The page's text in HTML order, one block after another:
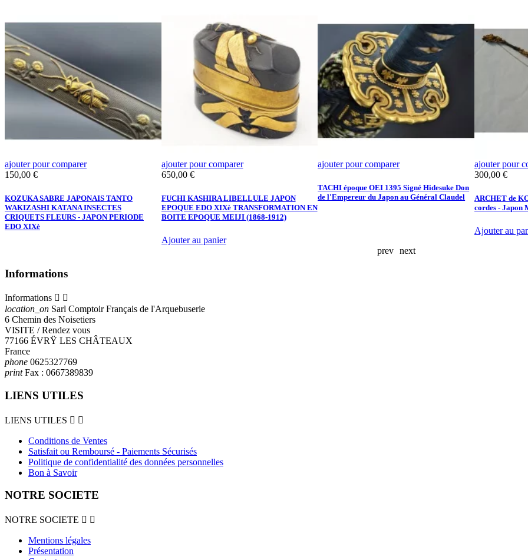
ajouter pour comparer
Prix
150,00 €
KOZUKA SABRE JAPONAIS TANTO
WAKIZASHI KATANA INSECTES
CRIQUETS FLEURS - JAPON PERIODE
EDO XIXè
ajouter pour comparer
Prix
650,00 €
FUCHI KASHIRA LIBELLULE JAPON
EPOQUE EDO XIXè TRANSFORMATION EN
BOITE EPOQUE MEIJI (1868-1912)
Ajouter au panier
ajouter pour comparer
TACHI époque OEI 1395 Signé Hidesuke Don
de l'Empereur du Japon au Général Claudel
ajouter pour
Prix
300,00 €
ARCHET de
cordes - Japon
Ajouter au
prev
next
Informations
Informations  
location_on Sarl Comptoir Français de l'Arquebuserie
6 Chemin des Noisetiers
VISITE / Rendez vous
77166 ÉVRŸ LES CHÂTEAUX
France
phone 0625327769
printFax : 0667389839
LIENS UTILES
LIENS UTILES  
Conditions de Ventes
Satisfait ou Remboursé - Paiements Sécurisés
Politique de confidentialité des données personnelles
Bon à Savoir
NOTRE SOCIETE
NOTRE SOCIETE  
Mentions légales
Présentation